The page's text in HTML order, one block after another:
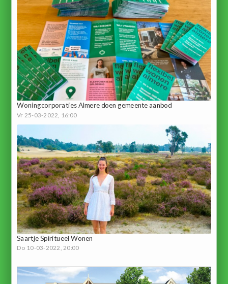
Woningcorporaties Almere doen gemeente aanbod
Vr 25-03-2022, 16:00
Saartje Spiritueel Wonen
Do 10-03-2022, 20:00